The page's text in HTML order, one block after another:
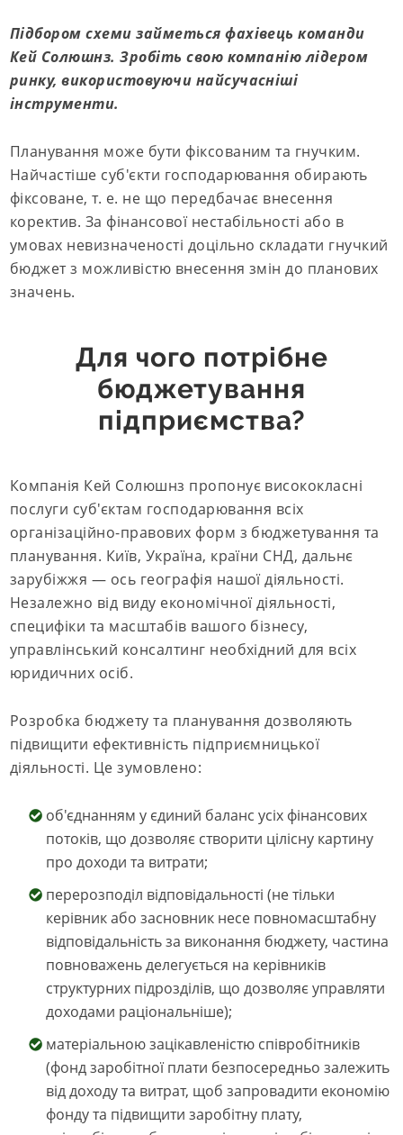
Підбором схеми займеться фахівець команди
Кей Солюшнз. Зробіть свою компанію лідером
ринку, використовуючи найсучасніші
інструменти.
Планування може бути фіксованим та гнучким.
Найчастіше суб'єкти господарювання обирають
фіксоване, т. е. не що передбачає внесення
коректив. За фінансової нестабільності або в
умовах невизначеності доцільно складати гнучкий
бюджет з можливістю внесення змін до планових
значень.
Для чого потрібне
бюджетування
підприємства?
Компанія Кей Солюшнз пропонує висококласні
послуги суб'єктам господарювання всіх
організаційно-правових форм з бюджетування та
планування. Київ, Україна, країни СНД, дальнє
зарубіжжя — ось географія нашої діяльності.
Незалежно від виду економічної діяльності,
специфіки та масштабів вашого бізнесу,
управлінський консалтинг необхідний для всіх
юридичних осіб.
Розробка бюджету та планування дозволяють
підвищити ефективність підприємницької
діяльності. Це зумовлено:
об'єднанням у єдиний баланс усіх фінансових
потоків, що дозволяє створити цілісну картину
про доходи та витрати;
перерозподіл відповідальності (не тільки
керівник або засновник несе повномасштабну
відповідальність за виконання бюджету, частина
повноважень делегується на керівників
структурних підрозділів, що дозволяє управляти
доходами раціональніше);
матеріальною зацікавленістю співробітників
(фонд заробітної плати безпосередньо залежить
від доходу та витрат, щоб запровадити економію
фонду та підвищити заробітну плату,